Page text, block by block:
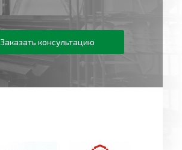
Заказать консультацию